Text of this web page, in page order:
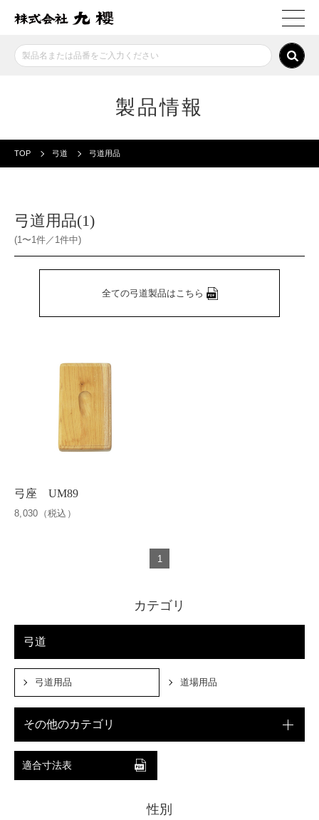
製品情報
TOP 弓道 弓道用品
弓道用品(1)
(1〜1件／1件中)
全ての弓道製品はこちら
弓座 UM89
8,030（税込）
1
カテゴリ
弓道
弓道用品 道場用品
その他のカテゴリ
適合寸法表
性別